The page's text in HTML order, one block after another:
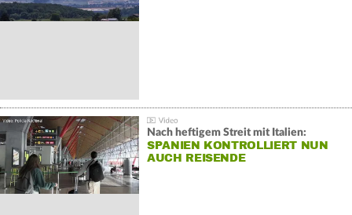
Nach heftigem Streit mit Italien:
SPANIEN KONTROLLIERT NUN
AUCH REISENDE